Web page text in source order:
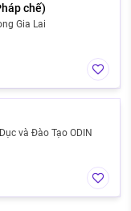
chế)
Gia Lai
và Đào Tạo ODIN